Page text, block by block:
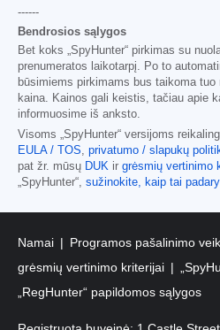
------
Bendrosios sąlygos
Bet koks „SpyHunter“ pirkimas su
prenumeratos laikotarpį. Po to
būsimiems pirkimams bus taikoma
kaina. Kainos gali keistis, tačiau apie
informuosime iš anksto.
Visoms „SpyHunter“ versijoms
EULA / TOS
privatumo / slapukų
pat žr. mūsų DUK ir grėsmių vertinimo
„SpyHunter“, sužinokite, kaip tai
Namai Programos pašalinimo
grėsmių vertinimo kriterijai
„RegHunter“ papildomos sąlygos